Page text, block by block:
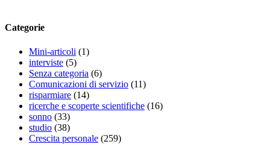
Categorie
Mini-articoli (1)
interviste (5)
Senza categoria (6)
Comunicazioni di servizio (11)
risparmiare (14)
ricerche e scoperte scientifiche (16)
sonno (33)
studio (38)
Crescita personale (259)